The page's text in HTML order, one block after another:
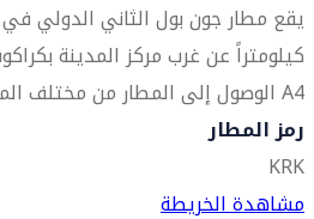
كيلومتراً عن غرب مركز المدينة
A4 الوصول إلى المطار من مختلف المناطق في بولندا.
رمز المطار
KRK
مشاهدة الخريطة